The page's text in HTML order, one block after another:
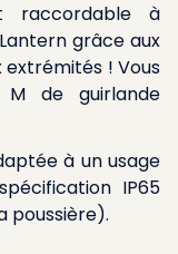
raccordable à
grâce aux
extrémités ! Vous
M de guirlande
à un usage
IP65
poussière).